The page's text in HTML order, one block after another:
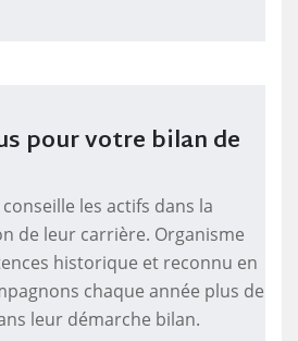
pour votre bilan de
conseille les actifs dans la
de leur carrière. Organisme
historique et reconnu en
chaque année plus de
leur démarche bilan.